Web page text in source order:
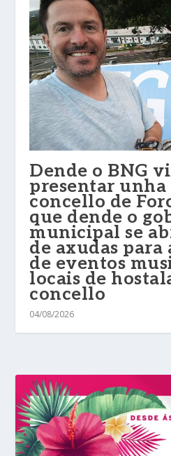
Dende o BNG
presentar
concello de
que dende o
municipal se
de axudas para
de eventos
locais de
concello
04/08/2026